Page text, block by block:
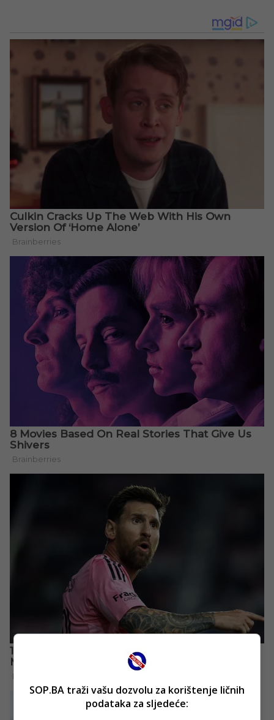
SOP.BA traži vašu dozvolu za korištenje ličnih
podataka za sljedeće: